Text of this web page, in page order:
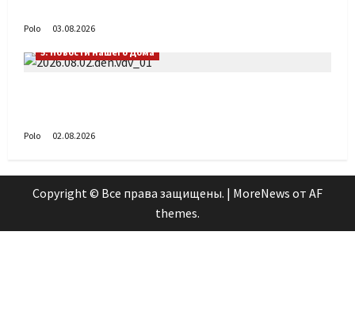
Polo
03.08.2026
5. Новости нашего Дома
Polo 02.08.2026
Copyright © Все права защищены. | MoreNews от AF
themes.